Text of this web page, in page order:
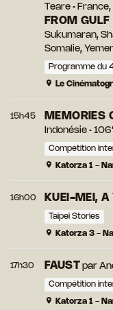
Teare • France,
FROM
Sukumaran,
Somalie,
Programme du
Le
15h45 MEMORIES
Indonésie • 106’
Compétition
Katorza 1 -
16h00 KUEI-MEI, A
Taipei Stories
Katorza 3 -
17h30 FAUST par
Compétition
Katorza 1 -